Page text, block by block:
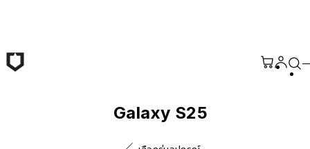
Galaxy S25